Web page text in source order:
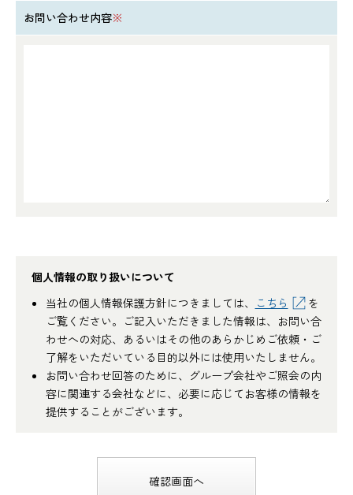
お問い合わせ内容※
個人情報の取り扱いについて
当社の個人情報保護方針につきましては、
こちら
を
ご覧ください。ご記入いただきました情報は、お問い合
わせへの対応、あるいはその他のあらかじめご依頼・ご
了解をいただいている目的以外には使用いたしません。
お問い合わせ回答のために、グループ会社やご照会の内
容に関連する会社などに、必要に応じてお客様の情報を
提供することがございます。